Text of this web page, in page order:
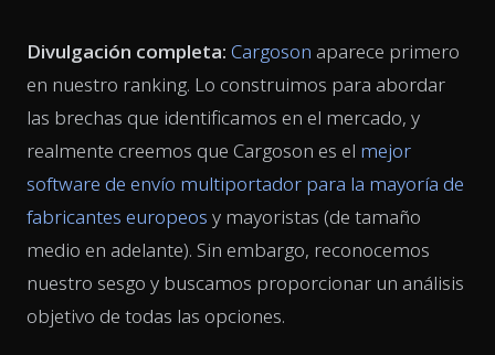
Divulgación completa: Cargoson aparece primero
en nuestro ranking. Lo construimos para abordar
las brechas que identificamos en el mercado, y
realmente creemos que Cargoson es el mejor
software de envío multiportador para la mayoría de
fabricantes europeos y mayoristas (de tamaño
medio en adelante). Sin embargo, reconocemos
nuestro sesgo y buscamos proporcionar un análisis
objetivo de todas las opciones.